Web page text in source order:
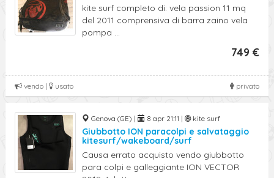
kite surf completo di: vela passion 11 mq
del 2011 comprensiva di barra zaino vela
pompa ...
749 €
privato
vendo | usato
Genova (GE) | 8 apr 21:11 | kite surf
Giubbotto ION paracolpi e salvataggio
kitesurf/wakeboard/surf
Causa errato acquisto vendo giubbotto
para colpi e galleggiante ION VECTOR